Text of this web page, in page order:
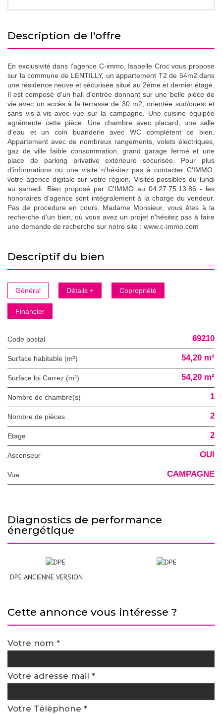
description de l'offre
En exclusivité dans l'agence C-immo, Isabelle Croc vous propose
sur la commune de LENTILLY, un appartement T2 de 54m2 dans
une résidence neuve et sécurisée situé au 2ème et dernier étage.
Il est composé d'un hall d'entrée donnant sur une belle pièce de
vie avec un accès à la terrasse de 30 m2, orientée sud/ouest et
sans vis-à-vis avec vue sur la campagne. Une cuisine équipée
agrémente cette pièce. Une chambre avec placard, une salle
d'eau et un coin buanderie avec WC complètent ce bien.
Appartement avec de nombreux rangements, volets électriques,
gaz de ville faible consommation, grand garage fermé et une
place de parking privative extérieure sécurisée. Pour plus
d'informations ou une visite n'hésitez pas à contacter C'IMMO,
votre agence digitale sur votre région. Visites possibles du lundi
au samedi. Bien proposé par C'IMMO au 04.27.75.13.86 - les
honoraires d'agence sont intégralement à la charge du vendeur.
Pas de procedure en cours. Madame Monsieur, vous êtes à la
recherche d'un bien, où vous avez un projet n'hésitez pas à faire
une demande de recherche sur notre site : www.c-immo.com
descriptif du bien
Général Détails + Copropriété
Financier
Code postal 69210
Surface habitable (m²) 54,20 m²
Surface loi Carrez (m²) 54,20 m²
Nombre de chambre(s) 1
Nombre de pièces 2
Etage 2
Ascenseur OUI
Vue CAMPAGNE
diagnostics de performance
énergétique
DPE ANCIENNE VERSION
cette annonce vous intéresse ?
Votre nom *
Votre adresse mail *
Votre Téléphone *